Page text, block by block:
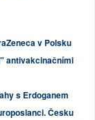
v Polsku
antivakcinačními
s Erdoganem
Česku